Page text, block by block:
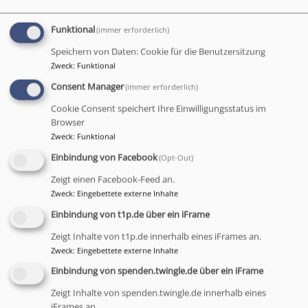
Evang.-Luth. Kirchengemeinde Bayreuth -
gemeinsames Pfarramt der Evang.-Luth. Pfarrei
Am Buchstein
Dietrich-Bonhoeffer-Str. 1
95447 Bayreuth
fon0921 61036
fax0921 5166904
Funktional(immer erforderlich)
Speichern von Daten: Cookie für die Benutzersitzung
Zweck: Funktional
Consent Manager(immer erforderlich)
Cookie Consent speichert Ihre Einwilligungsstatus im
Browser
Zweck: Funktional
Einbindung von Facebook(Opt-Out)
Zeigt einen Facebook-Feed an.
Zweck: Eingebettete externe Inhalte
Einbindung von t1p.de über ein iFrame
Zeigt Inhalte von t1p.de innerhalb eines iFrames an.
Zweck: Eingebettete externe Inhalte
Einbindung von spenden.twingle.de über ein iFrame
Zeigt Inhalte von spenden.twingle.de innerhalb eines